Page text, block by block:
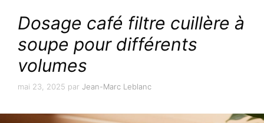
Dosage café filtre cuillère à
soupe pour différents
volumes
mai 23, 2025 par Jean-Marc Leblanc